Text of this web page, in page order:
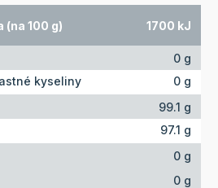
(na 100 g) 1700 kJ
0 g
kyseliny
0 g
99.1 g
97.1 g
0 g
0 g